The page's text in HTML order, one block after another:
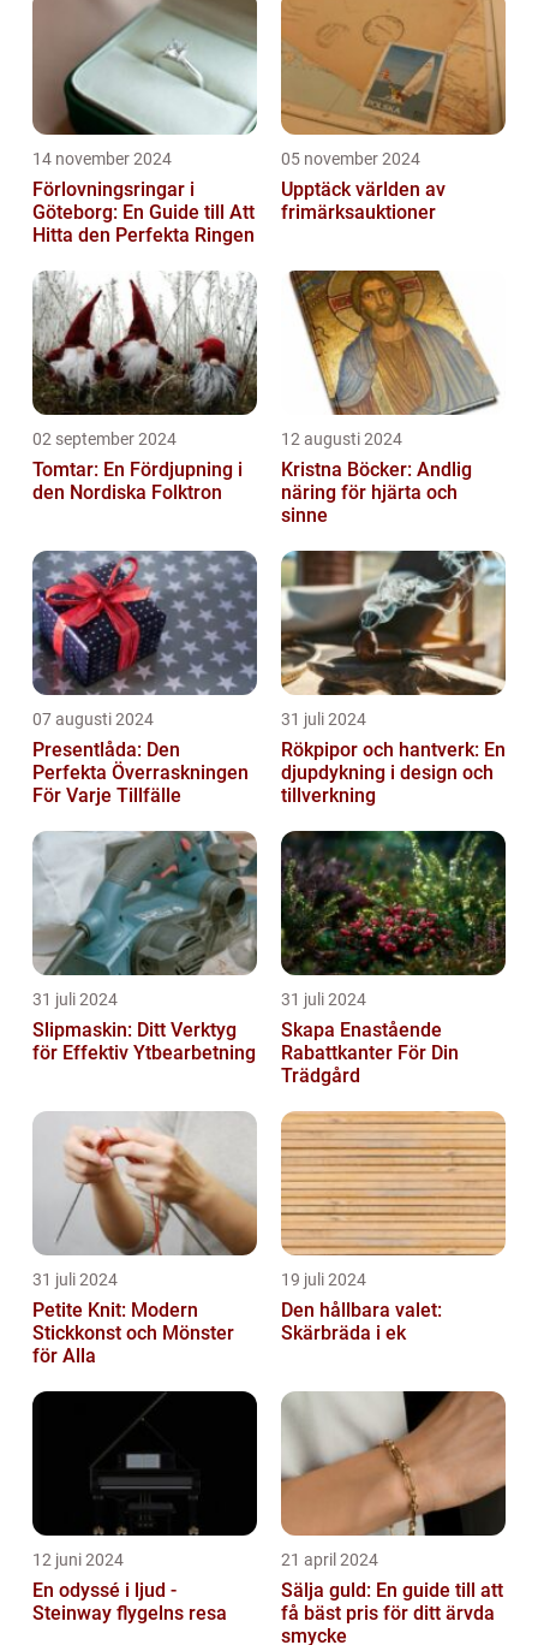
14 november 2024
Förlovningsringar i
Göteborg: En Guide till Att
Hitta den Perfekta Ringen
05 november 2024
Upptäck världen av
frimärksauktioner
02 september 2024
Tomtar: En Fördjupning i
den Nordiska Folktron
12 augusti 2024
Kristna Böcker: Andlig
näring för hjärta och
sinne
07 augusti 2024
Presentlåda: Den
Perfekta Överraskningen
För Varje Tillfälle
31 juli 2024
Rökpipor och hantverk: En
djupdykning i design och
tillverkning
31 juli 2024
Slipmaskin: Ditt Verktyg
för Effektiv Ytbearbetning
31 juli 2024
Skapa Enastående
Rabattkanter För Din
Trädgård
31 juli 2024
Petite Knit: Modern
Stickkonst och Mönster
för Alla
19 juli 2024
Den hållbara valet:
Skärbräda i ek
12 juni 2024
En odyssé i ljud -
Steinway flygelns resa
21 april 2024
Sälja guld: En guide till att
få bäst pris för ditt ärvda
smycke